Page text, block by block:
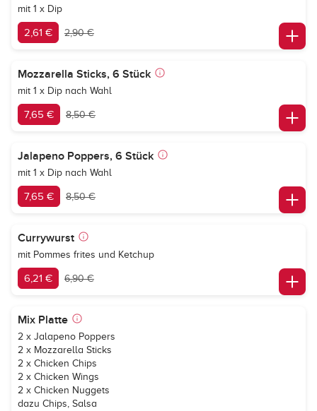
mit 1 x Dip
2,61 € 2,90 €
Mozzarella Sticks, 6 Stück
mit 1 x Dip nach Wahl
7,65 € 8,50 €
Jalapeno Poppers, 6 Stück
mit 1 x Dip nach Wahl
7,65 € 8,50 €
Currywurst
mit Pommes frites und Ketchup
6,21 € 6,90 €
Mix Platte
2 x Jalapeno Poppers
2 x Mozzarella Sticks
2 x Chicken Chips
2 x Chicken Wings
2 x Chicken Nuggets
dazu Chips, Salsa